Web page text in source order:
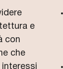
e
con
che
interessi